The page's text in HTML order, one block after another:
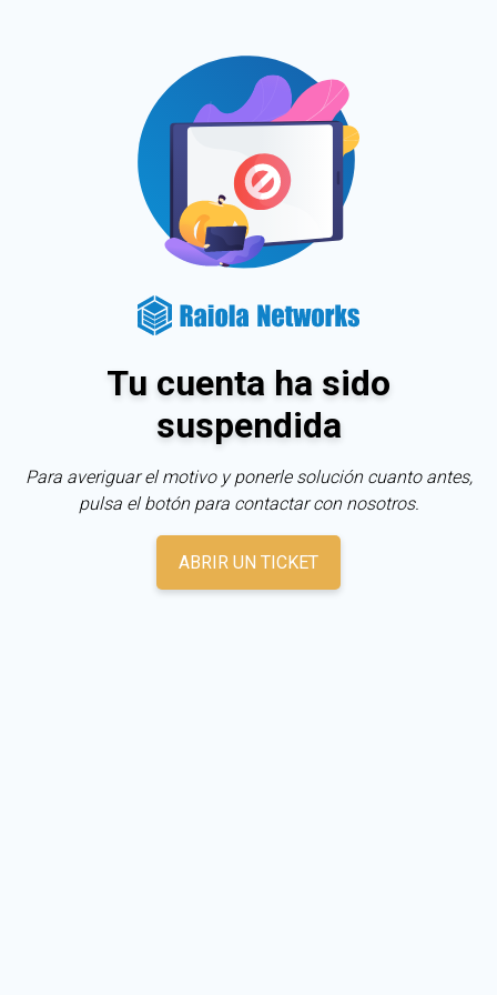
Tu cuenta ha sido
suspendida
Para averiguar el motivo y ponerle solución cuanto antes,
pulsa el botón para contactar con nosotros.
ABRIR UN TICKET